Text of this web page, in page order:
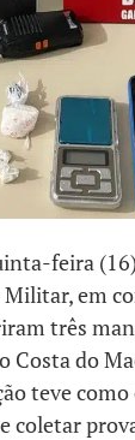
feira
Militar, em
três
Costa do
teve
coletar